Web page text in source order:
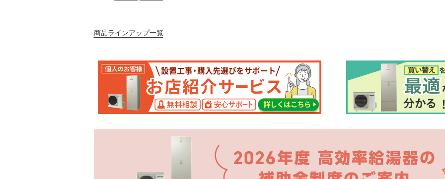
商品ラインアップ一覧